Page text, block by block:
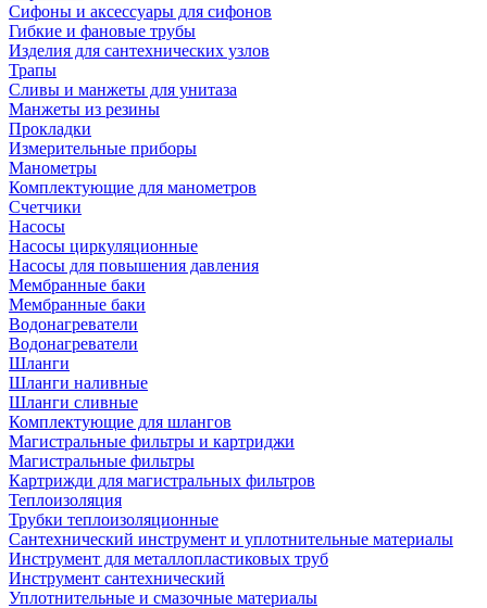
Сифоны и аксессуары для сифонов
Гибкие и фановые трубы
Изделия для сантехнических узлов
Трапы
Сливы и манжеты для унитаза
Манжеты из резины
Прокладки
Измерительные приборы
Манометры
Комплектующие для манометров
Счетчики
Насосы
Насосы циркуляционные
Насосы для повышения давления
Мембранные баки
Мембранные баки
Водонагреватели
Водонагреватели
Шланги
Шланги наливные
Шланги сливные
Комплектующие для шлангов
Магистральные фильтры и картриджи
Магистральные фильтры
Картрижди для магистральных фильтров
Теплоизоляция
Трубки теплоизоляционные
Сантехнический инструмент и уплотнительные материалы
Инструмент для металлопластиковых труб
Инструмент сантехнический
Уплотнительные и смазочные материалы